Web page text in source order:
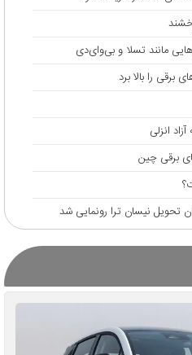
مانند تسلا و بی‌وای‌دی
برقی را بالا برد
انزلی
تحویل نیسان ترا رونمایی شد